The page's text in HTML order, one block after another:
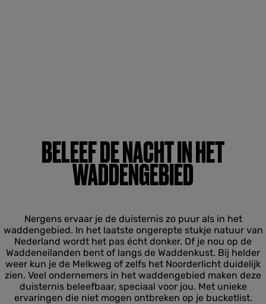
BELEEF DE NACHT IN HET
WADDENGEBIED
Nergens ervaar je de duisternis zo puur als in het
waddengebied. In het laatste ongerepte stukje natuur van
Nederland wordt het pas écht donker. Of je nou op de
Waddeneilanden bent of langs de Waddenkust. Bij helder
weer kun je de Melkweg of zelfs het Noorderlicht duidelijk
zien. Veel ondernemers in het waddengebied maken deze
duisternis beleefbaar, speciaal voor jou. Met unieke
ervaringen die niet mogen ontbreken op je bucketlist.